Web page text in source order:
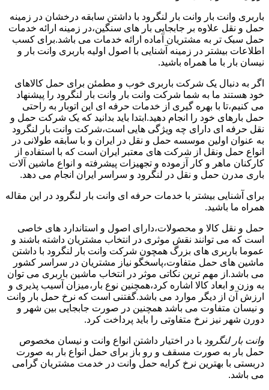
باربری وانت بار وانت بار لنگرود با داشتن سابقه درخشان در زمینه
حمل و نقل علاوه بر جابجایی بار های سنگین،در زمینه ارائه خدمات
حمل سبک تر به مشتریان آماده ارائه خدمات می باشد.برای کسب
اطلاعات بیشتر در زمینه آشنایی با اصول اولیه باربری وانت بار و
نیسان بار با ما همراه باشید.
اگر به دنبال یک شرکت باربری خوب و مطمئن برای حمل کالاهای
خود هستند ما به شما شرکت وانت بار وانت بار لنگرود را پیشنهاد
می کنیم،تا با بهره گیری از خدمات حرفه ای این اتوبار به راحتی
حمل بارهای خود را انجام دهید.ابتدا باید بدانید که یک شرکت حمل و
نقل حرفه ای دارای چه ویژگی هایی است،شرکت وانت بار لنگرود
به عنوان اولین موسسه حمل و نقل در ایران و با سابقه طولانی در
انواع حمل ونقل از شرکت های معتبر ایران است که با استفاده از
کارکنان ماهر و کار آزموده و تجهیزات پیشرفته و انواع ماشین آلات
باری مدرن حمل و نقل در لنگرود و سراسر ایران انجام می دهد.
برای آشنایی بیشتر با خدمات حرفه ای وانت بار لنگرود در این مقاله
همراه ما باشید.
حمل و نقل کالا و محصولات،دارای اصول و استاندارد های خاصی
است که می توانند نقش موثری در انتخاب مشتریان داشته باشند و
عموما باربری های بزرگ همچون شرکت وانت بار لنگرود با داشتن
ماشین های حمل متفاوت،پاسخگو نیاز مشتریان در سراسر کشور
می باشد.از مهم ترین نکاتی موثر در انتخاب ماشین باربری می توان
به وزن و ابعاد کالا اشاره کرد،همچنین نوع بار،میزان آسیب پذیری و
ارزش آن از دیگر موارد می باشد.گفتنی است که نرخ حمل بار وانت
و نیسان متفاوت می باشد همچنین در صورت جابجایی بین شهر و
دورن شهر نیز نرخ متفاوتی را باید پرداخت کرد.
وانت بار لنگرود با در اختیار داشتن انواع وانت و نیسان مخصوص
حمل بار به صورت مسقف و رو باز برای حمل انواع بار به صورت
دربستی با بهترین نرخ کرایه حمل وانت در خدمت مشتریان گرامی
می باشد.